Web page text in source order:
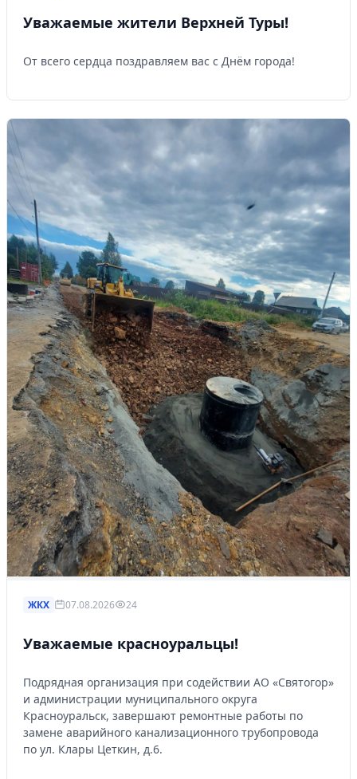
Уважаемые жители Верхней Туры!
От всего сердца поздравляем вас с Днём города!
ЖКХ 07.08.2026 24
Уважаемые красноуральцы!
Подрядная организация при содействии АО «Святогор»
и администрации муниципального округа
Красноуральск, завершают ремонтные работы по
замене аварийного канализационного трубопровода
по ул. Клары Цеткин, д.6.